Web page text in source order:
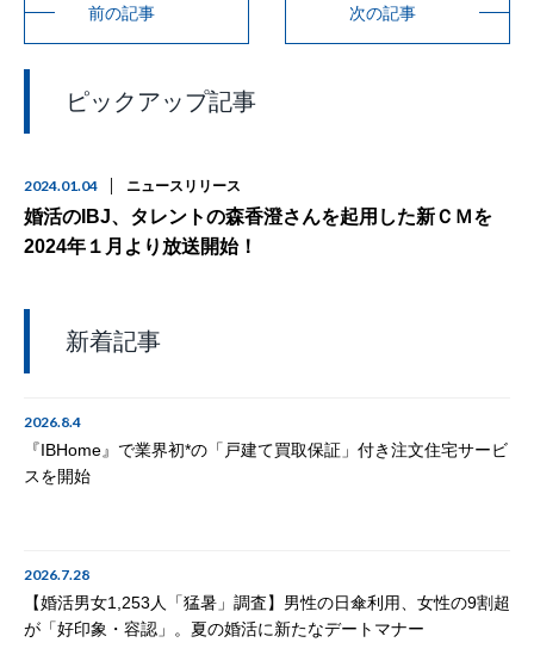
前の記事 次の記事
ピックアップ記事
2024.01.04 ニュースリリース
婚活のIBJ、タレントの森香澄さんを起用した新ＣＭを
2024年１月より放送開始！
新着記事
2026.8.4
『IBHome』で業界初*の「戸建て買取保証」付き注文住宅サービ
スを開始
2026.7.28
【婚活男女1,253人「猛暑」調査】男性の日傘利用、女性の9割超
が「好印象・容認」。夏の婚活に新たなデートマナー